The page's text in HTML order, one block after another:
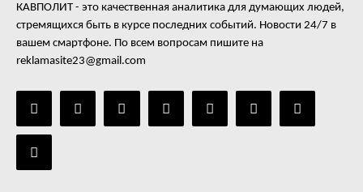
КАВПОЛИТ - это качественная аналитика для думающих людей,
стремящихся быть в курсе последних событий. Новости 24/7 в
вашем смартфоне. По всем вопросам пишите на
reklamasite23@gmail.com